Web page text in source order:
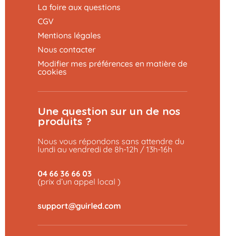
La foire aux questions
CGV
Mentions légales
Nous contacter
Modifier mes préférences en matière de
cookies
Une question sur un de nos
produits ?
Nous vous répondons sans attendre du
lundi au vendredi de 8h-12h / 13h-16h
04 66 36 66 03
(prix d’un appel local )